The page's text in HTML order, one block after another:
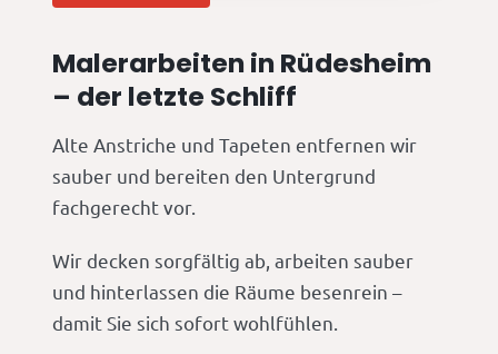
Malerarbeiten in Rüdesheim
– der letzte Schliff
Alte Anstriche und Tapeten entfernen wir
sauber und bereiten den Untergrund
fachgerecht vor.
Wir decken sorgfältig ab, arbeiten sauber
und hinterlassen die Räume besenrein –
damit Sie sich sofort wohlfühlen.